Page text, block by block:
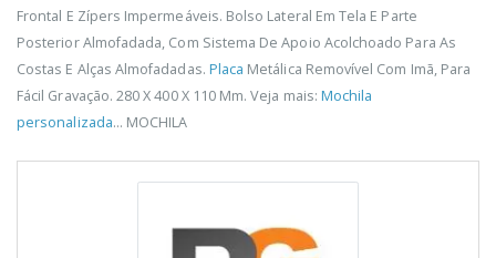
Frontal E Zípers Impermeáveis. Bolso Lateral Em Tela E Parte
Posterior Almofadada, Com Sistema De Apoio Acolchoado Para As
Costas E Alças Almofadadas. Placa Metálica Removível Com Imã, Para
Fácil Gravação. 280 X 400 X 110 Mm. Veja mais: Mochila
personalizada... MOCHILA